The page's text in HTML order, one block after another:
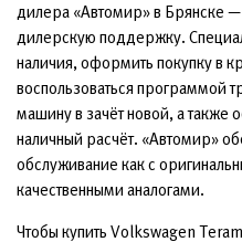
дилера «Автомир» в Брянске —
дилерскую поддержку.
наличия, оформить покупку в
воспользоваться программой
машину в зачёт новой, а также
наличный расчёт. «Автомир»
обслуживание как с
качественными аналогами.
Чтобы купить Volkswagen